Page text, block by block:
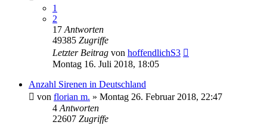
1
2
17 Antworten
49385 Zugriffe
Letzter Beitrag von hoffendlichS3
Montag 16. Juli 2018, 18:05
Anzahl Sirenen in Deutschland
von florian m. » Montag 26. Februar 2018, 22:47
4 Antworten
22607 Zugriffe